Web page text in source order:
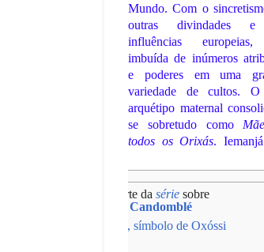
Parte da série sobre
Candomblé
Mundo. Com o
outras divindades
influências
imbuída de inúmeros
e poderes em uma
variedade de cultos. O
arquétipo maternal
se sobretudo como
todos os Orixás.